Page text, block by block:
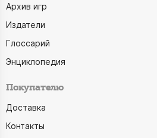
Архив игр
Издатели
Глоссарий
Энциклопедия
Покупателю
Доставка
Контакты